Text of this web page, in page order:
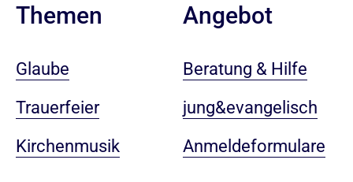
Themen
Glaube
Trauerfeier
Kirchenmusik
Angebot
Beratung & Hilfe
jung&evangelisch
Anmeldeformulare